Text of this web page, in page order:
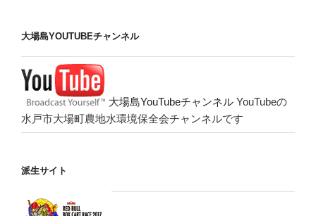
大場島YOUTUBEチャンネル
大場島YouTubeチャンネル YouTubeの
水戸市大場町農地水環境保全会チャンネルです
派生サイト